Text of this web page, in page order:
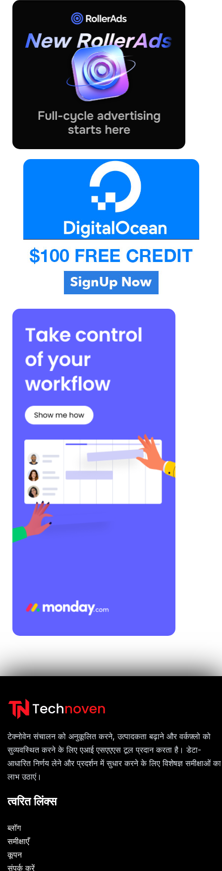
टेक्नोवेन संचालन को अनुकूलित करने, उत्पादकता बढ़ाने और वर्कफ़्लो को
सुव्यवस्थित करने के लिए एआई एसएएएस टूल प्रदान करता है। डेटा-
आधारित निर्णय लेने और प्रदर्शन में सुधार करने के लिए विशेषज्ञ समीक्षाओं का
लाभ उठाएं।
त्वरित लिंक्स
ब्लॉग
समीक्षाएँ
कूपन
संपर्क करें